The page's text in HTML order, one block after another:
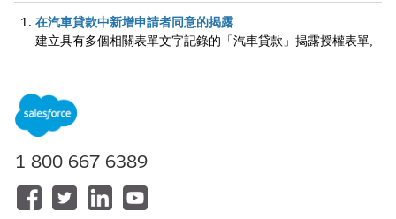
在汽車貸款中新增申請者同意的揭露
建立具有多個相關表單文字記錄的「汽車貸款」揭露授權表單,
設定汽車貸款的資料使用用途
在「汽車貸款」的申請接收流程期間,請先定義收集申請者資訊
用法律基礎記錄,其可識別特定法律法規。
在汽車貸款中將資料用途對應至申請者
建立決策矩陣,將資料使用用途對應至車輛貸款或租賃申請的不
1-800-667-6389